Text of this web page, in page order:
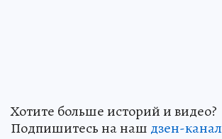
Хотите больше историй и видео?
Подпишитесь на наш дзен-канал